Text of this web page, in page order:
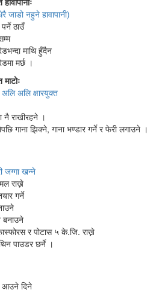
जाडो नहुने हावापानी)
ठाउँ
माथि हुँदैन
मर्छ ।
अलि क्षारयुक्त
नै राखीरहने ।
गाना झिक्ने, गाना भण्डार गर्ने र फेरी लगाउने ।
जग्गा खन्ने
राख्ने
गर्ने
बनाउने
र पोटास ५ के.जि. राख्ने
पाउडर छर्ने ।
आउने दिने